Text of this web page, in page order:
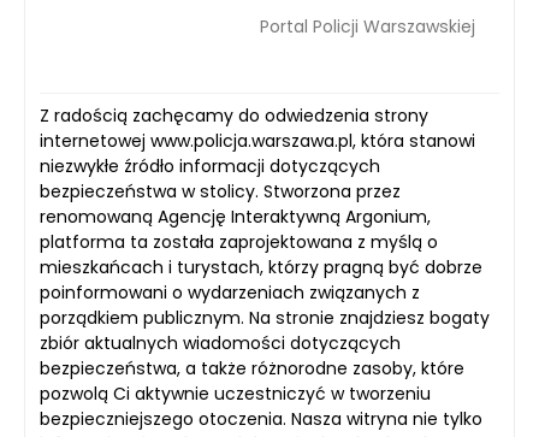
Portal Policji Warszawskiej
Z radością zachęcamy do odwiedzenia strony
internetowej www.policja.warszawa.pl, która stanowi
niezwykłe źródło informacji dotyczących
bezpieczeństwa w stolicy. Stworzona przez
renomowaną Agencję Interaktywną Argonium,
platforma ta została zaprojektowana z myślą o
mieszkańcach i turystach, którzy pragną być dobrze
poinformowani o wydarzeniach związanych z
porządkiem publicznym. Na stronie znajdziesz bogaty
zbiór aktualnych wiadomości dotyczących
bezpieczeństwa, a także różnorodne zasoby, które
pozwolą Ci aktywnie uczestniczyć w tworzeniu
bezpieczniejszego otoczenia. Nasza witryna nie tylko